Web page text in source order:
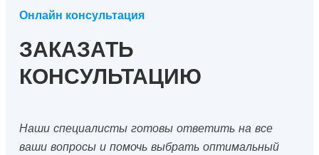
Онлайн консультация
ЗАКАЗАТЬ
КОНСУЛЬТАЦИЮ
Наши специалисты готовы ответить на все
ваши вопросы и помочь выбрать оптимальный